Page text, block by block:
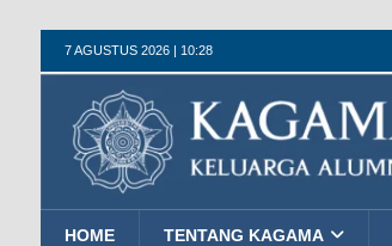
7 AGUSTUS 2026 | 10:28
HOME TENTANG KAGAMA